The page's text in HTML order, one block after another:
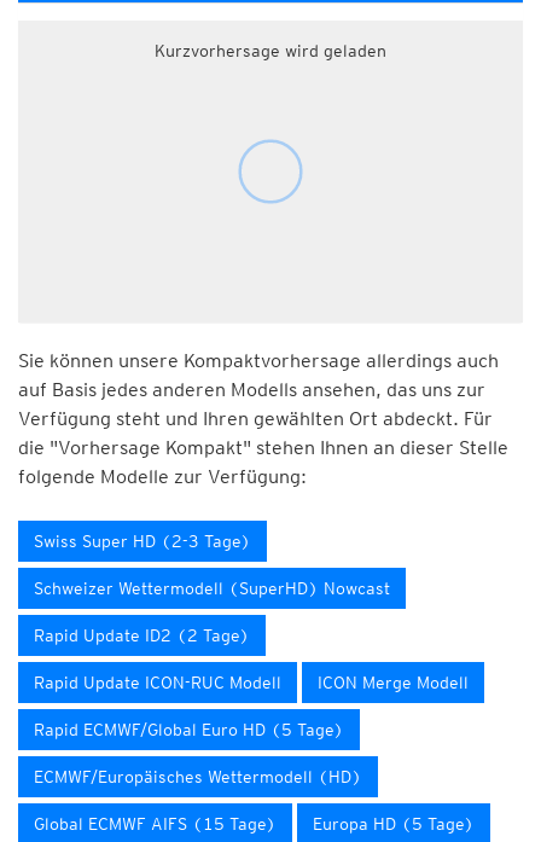
Kurzvorhersage wird geladen
Sie können unsere Kompaktvorhersage allerdings auch
auf Basis jedes anderen Modells ansehen, das uns zur
Verfügung steht und Ihren gewählten Ort abdeckt. Für
die "Vorhersage Kompakt" stehen Ihnen an dieser Stelle
folgende Modelle zur Verfügung:
Swiss Super HD (2-3 Tage)
Schweizer Wettermodell (SuperHD) Nowcast
Rapid Update ID2 (2 Tage)
Rapid Update ICON-RUC Modell ICON Merge Modell
Rapid ECMWF/Global Euro HD (5 Tage)
ECMWF/Europäisches Wettermodell (HD)
Global ECMWF AIFS (15 Tage) Europa HD (5 Tage)